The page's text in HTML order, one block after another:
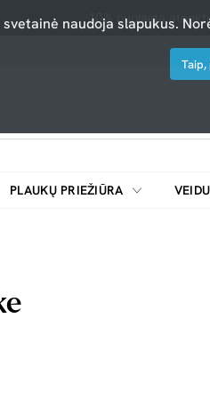
-10% nuolaida
PLAUKŲ PRIEŽIŪRA
svetainė naudoja slapukus.
Taip,